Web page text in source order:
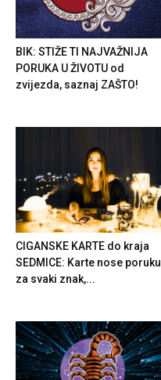
BIK: STIŽE TI NAJVAŽNIJA
PORUKA U ŽIVOTU od
zvijezda, saznaj ZAŠTO!
CIGANSKE KARTE do kraja
SEDMICE: Karte nose poruku
za svaki znak,...